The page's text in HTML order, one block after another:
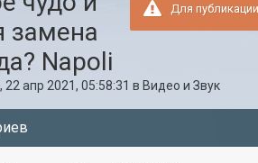
Для
замена
Napoli
, 22 апр 2021, 05:58:31 в Видео и Звук